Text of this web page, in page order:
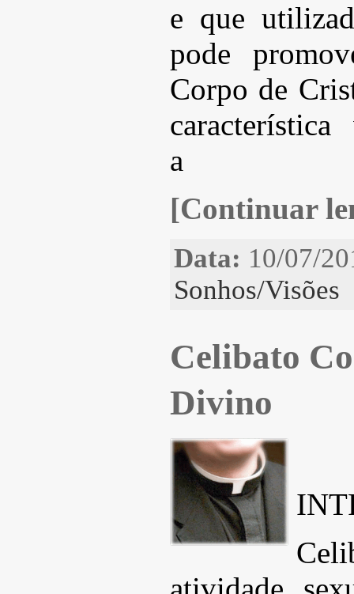
e que
pode
Corpo de
característica
a
[Continuar
Data: 10/07/
Sonhos/Visões
Celibato
Divino